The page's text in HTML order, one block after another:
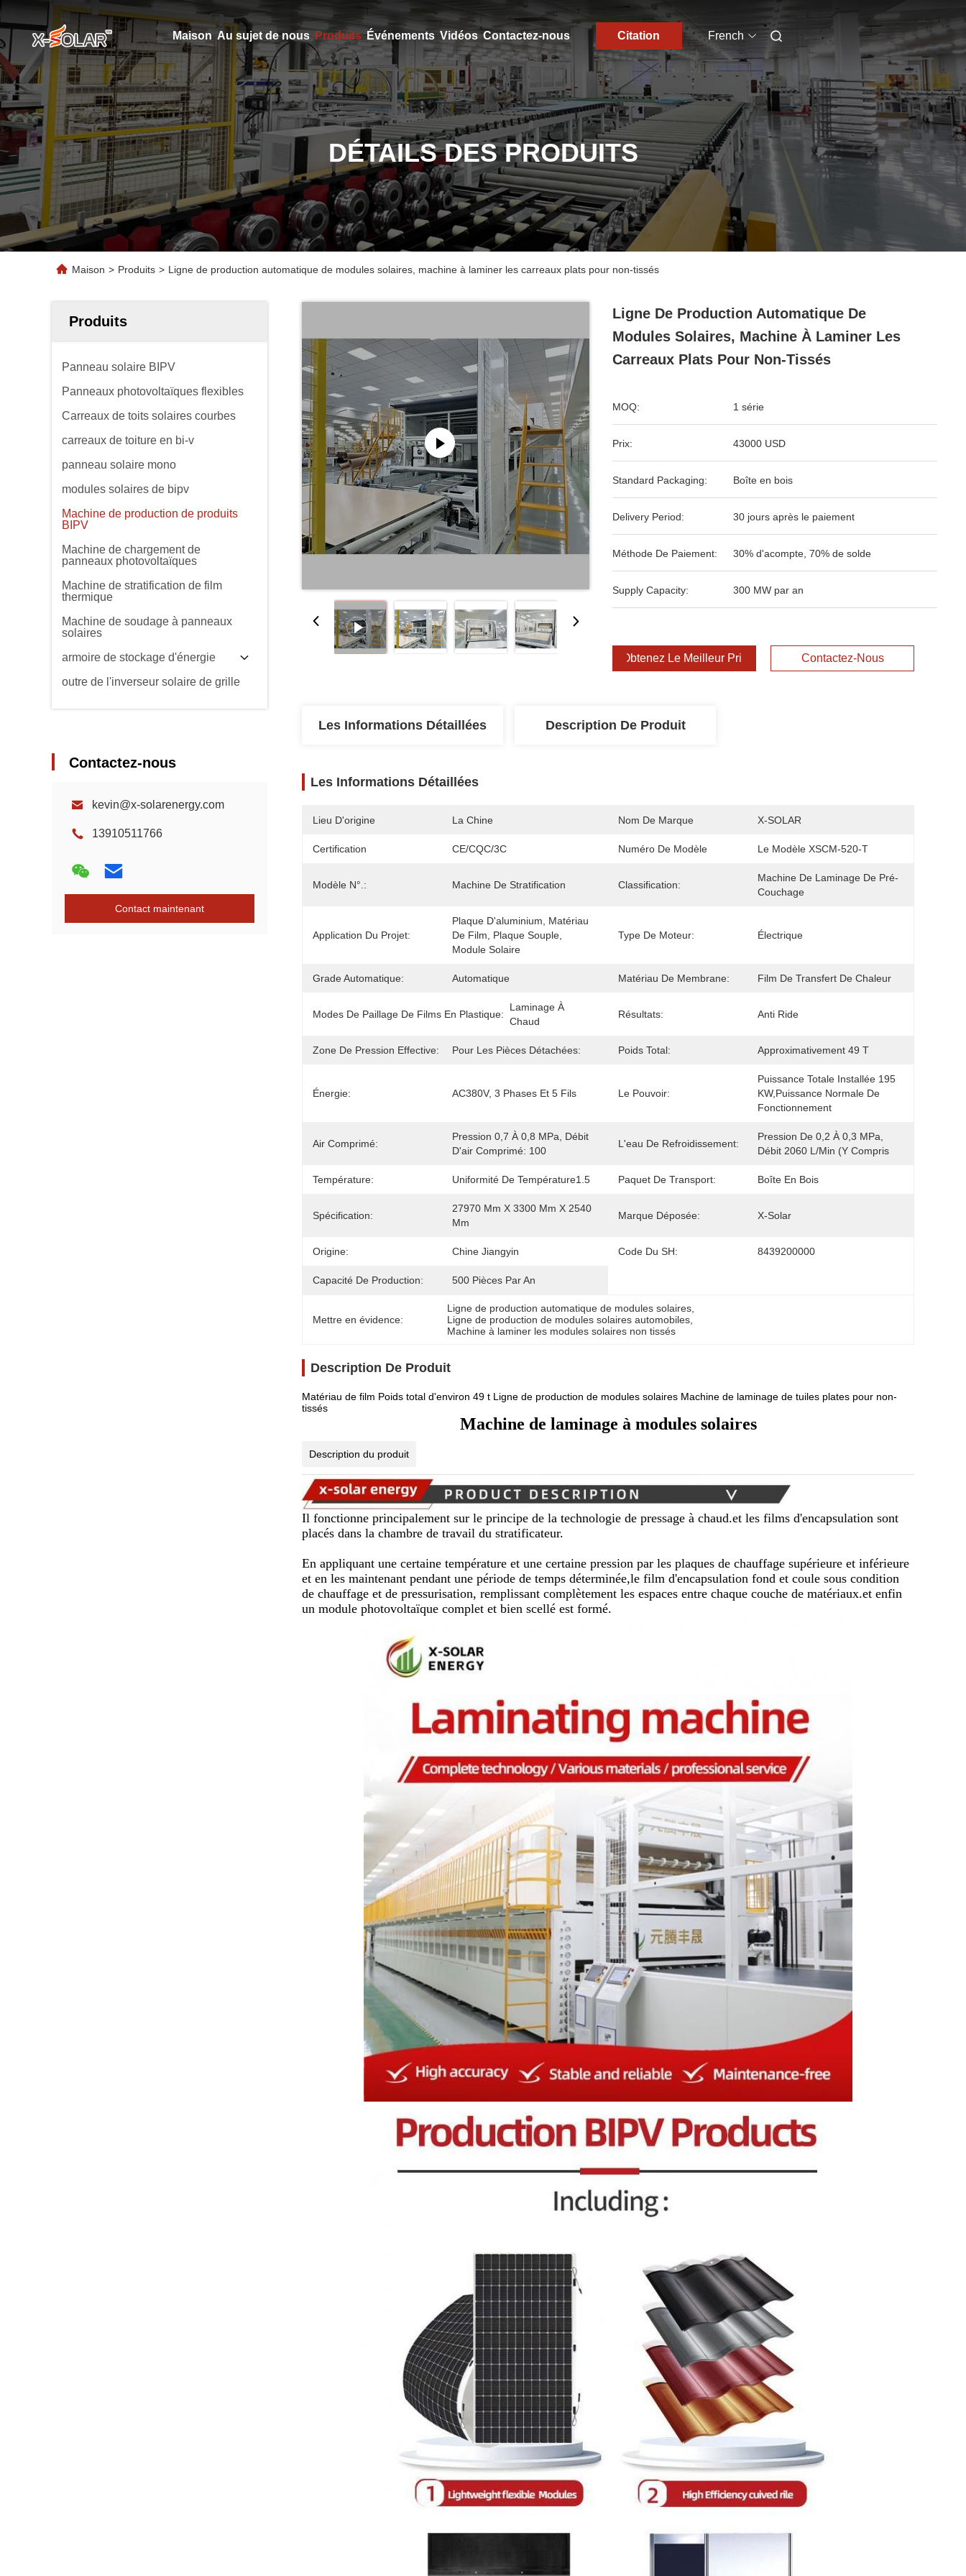
Maison Au sujet de nous Produits Événements Vidéos Contactez-nous Citation French
DÉTAILS DES PRODUITS
Maison > Produits > Ligne de production automatique de modules solaires, machine à laminer les carreaux plats pour non-tissés
Produits
Panneau solaire BIPV
Panneaux photovoltaïques flexibles
Carreaux de toits solaires courbes
carreaux de toiture en bi-v
panneau solaire mono
modules solaires de bipv
Machine de production de produits
BIPV
Machine de chargement de
panneaux photovoltaïques
Machine de stratification de film
thermique
Machine de soudage à panneaux
solaires
armoire de stockage d'énergie
outre de l'inverseur solaire de grille
Contactez-nous
kevin@x-solarenergy.com
13910511766
Contact maintenant
Ligne De Production Automatique De
Modules Solaires, Machine À Laminer Les
Carreaux Plats Pour Non-Tissés
MOQ: 1 série
Prix: 43000 USD
Standard Packaging: Boîte en bois
Delivery Period: 30 jours après le paiement
Méthode De Paiement: 30% d'acompte, 70% de solde
Supply Capacity: 300 MW par an
Obtenez Le Meilleur Prix Contactez-Nous
Les Informations Détaillées Description De Produit
Les Informations Détaillées
Lieu D'origine La Chine Nom De Marque X-SOLAR
Certification CE/CQC/3C Numéro De Modèle Le Modèle XSCM-520-T
Modèle N°.: Machine De Stratification Classification:
Machine De Laminage De Pré-
Couchage
Application Du Projet:
Plaque D'aluminium, Matériau
De Film, Plaque Souple,
Module Solaire
Type De Moteur: Électrique
Grade Automatique: Automatique Matériau De Membrane: Film De Transfert De Chaleur
Modes De Paillage De Films En Plastique:
Laminage À
Chaud
Résultats: Anti Ride
Zone De Pression Effective: Pour Les Pièces Détachées: Poids Total: Approximativement 49 T
Énergie: AC380V, 3 Phases Et 5 Fils Le Pouvoir:
Puissance Totale Installée 195
KW,puissance Normale De
Fonctionnement
Air Comprimé:
Pression 0,7 À 0,8 MPa, Débit
D'air Comprimé: 100
L'eau De Refroidissement:
Pression De 0,2 À 0,3 MPa,
Débit 2060 L/min (y Compris
Température: Uniformité De Température1.5 Paquet De Transport: Boîte En Bois
Spécification:
27970 Mm X 3300 Mm X 2540
Mm
Marque Déposée: X-Solar
Origine: Chine Jiangyin Code Du SH: 8439200000
Capacité De Production: 500 Pièces Par An
Mettre en évidence:
Ligne de production automatique de modules solaires
Ligne de production de modules solaires automobiles
Machine à laminer les modules solaires non tissés
Description De Produit
Matériau de film Poids total d'environ 49 t Ligne de production de modules solaires Machine de laminage de tuiles plates pour non-
tissés
Machine de laminage à modules solaires
Description du produit
Il fonctionne principalement sur le principe de la technologie de pressage à chaud.et les films d'encapsulation sont
placés dans la chambre de travail du stratificateur.
En appliquant une certaine température et une certaine pression par les plaques de chauffage supérieure et inférieure
et en les maintenant pendant une période de temps déterminée,le film d'encapsulation fond et coule sous condition
de chauffage et de pressurisation, remplissant complètement les espaces entre chaque couche de matériaux.et enfin
un module photovoltaïque complet et bien scellé est formé.